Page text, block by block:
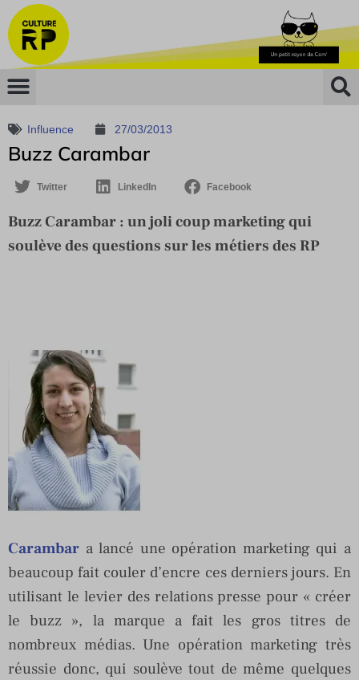
Influence 27/03/2013
Buzz Carambar
Twitter LinkedIn Facebook
Buzz Carambar : un joli coup marketing qui
soulève des questions sur les métiers des RP
Carambar a lancé une opération marketing qui a
beaucoup fait couler d’encre ces derniers jours. En
utilisant le levier des relations presse pour « créer
le buzz », la marque a fait les gros titres de
nombreux médias. Une opération marketing très
réussie donc, qui soulève tout de même quelques